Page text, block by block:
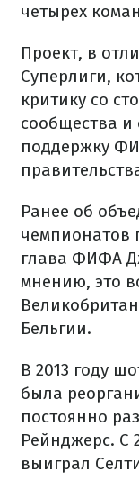
четырех
Проект, в
Суперлиги,
критику со
сообщества и
поддержку
Ранее об
чемпионатов
глава ФИФА
мнению, это
Бельгии.
В 2013 году
была
постоянно
Рейнджерс. С
выиграл